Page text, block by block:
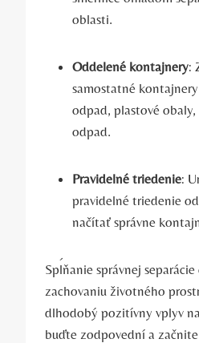
oblasti.
Oddelené kontajnery:
samostatné
odpad, plastové
odpad.
Pravidelné triedenie:
pravidelné triedenie
načítať správne
Spĺňanie správnej
zachovaniu životného
dlhodobý pozitívny vplyv
buďte zodpovední a